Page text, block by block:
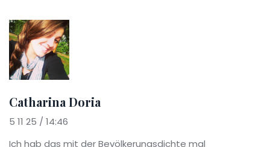
Catharina Doria
5 11 25 / 14:46
Ich hab das mit der Bevölkerungsdichte mal